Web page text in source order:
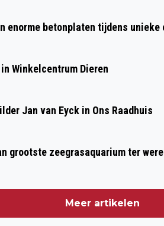
BIJ
150-
enorme betonplaten tijdens unieke
Winkelcentrum Dieren
Jan van Eyck in Ons Raadhuis
grootste zeegrasaquarium ter
Meer artikelen